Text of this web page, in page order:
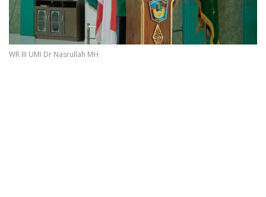
WR III UMI Dr Nasrullah MH